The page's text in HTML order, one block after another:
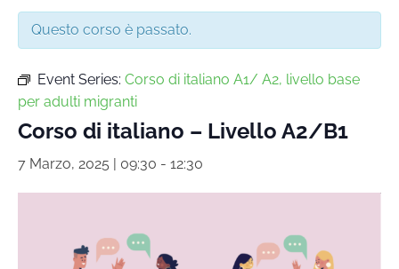
Questo corso è passato.
Event Series: Corso di italiano A1/ A2, livello base
per adulti migranti
Corso di italiano – Livello A2/B1
7 Marzo, 2025 | 09:30 - 12:30